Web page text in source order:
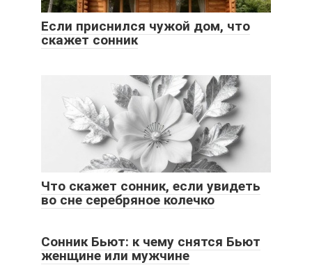
Если приснился чужой дом, что
скажет сонник
Что скажет сонник, если увидеть
во сне серебряное колечко
Сонник Бьют: к чему снятся Бьют
женщине или мужчине